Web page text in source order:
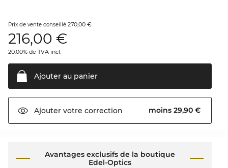
Prix de vente conseillé 270,00 €
216,00 €
20.00% de TVA incl.
Ajouter au panier
Ajouter votre correction moins 29,90 €
Avantages exclusifs de la boutique
Edel-Optics